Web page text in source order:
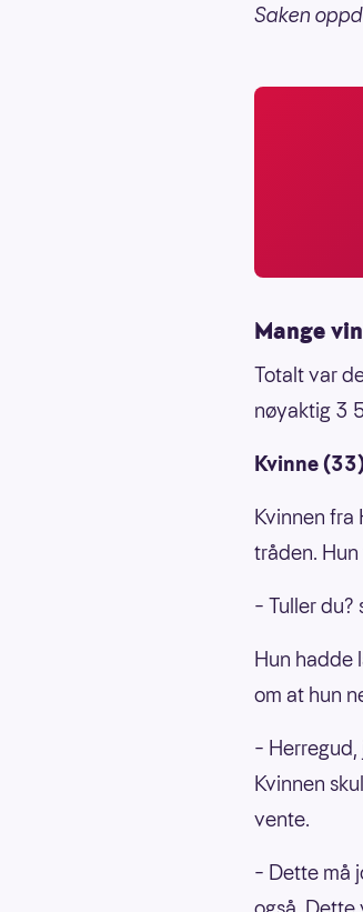
Saken
Mange
Totalt var
nøyaktig 3
Kvinne
Kvinnen fra
tråden.
– Tuller
Hun hadde
om at hun
–
Kvinnen
vente.
– Dette må